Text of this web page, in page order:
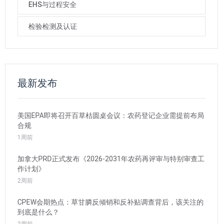
EHS与过程安全
检验检测及认证
最新发布
美国EPA即将召开百草枯圆桌会议：农药登记企业需提前布局
合规
1周前
加拿大PRD正式发布《2026-2031年农药再评审与特别审查工
作计划》
2周前
CPEW会期热点：草甘膦反倾销和反补贴调查背后，该关注的
到底是什么？